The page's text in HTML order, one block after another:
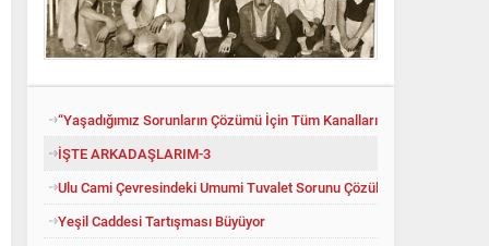
“Yaşadığımız Sorunların Çözümü İçin Tüm Kanalları Denedik”
İŞTE ARKADAŞLARIM-3
Ulu Cami Çevresindeki Umumi Tuvalet Sorunu Çözüldü
Yeşil Caddesi Tartışması Büyüyor